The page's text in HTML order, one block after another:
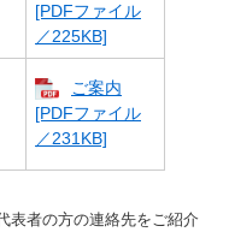
[PDFファイル
／225KB]
ご案内
[PDFファイル
／231KB]
表者の方の連絡先をご紹介